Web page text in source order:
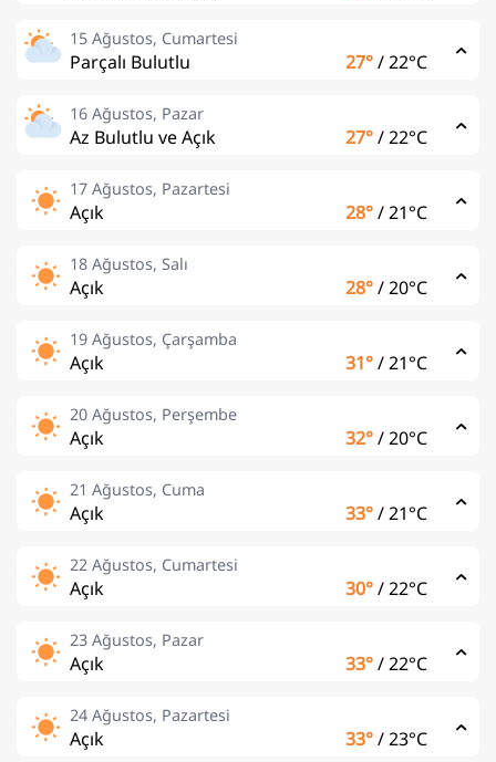
15 Ağustos, Cumartesi
Parçalı Bulutlu 27°/22°C
16 Ağustos, Pazar
Az Bulutlu ve Açık 27°/22°C
17 Ağustos, Pazartesi
Açık 28°/21°C
18 Ağustos, Salı
Açık 28°/20°C
19 Ağustos, Çarşamba
Açık 31°/21°C
20 Ağustos, Perşembe
Açık 32°/20°C
21 Ağustos, Cuma
Açık 33°/21°C
22 Ağustos, Cumartesi
Açık 30°/22°C
23 Ağustos, Pazar
Açık 33°/22°C
24 Ağustos, Pazartesi
Açık 33°/23°C